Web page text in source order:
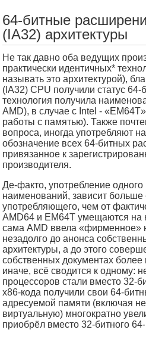
64-битные
(IA32) архитектуры
Не так давно оба ведущих
практически идентичных*
называть это архитектурой),
(IA32) CPU получили статус
технология получила
AMD), в случае с Intel -
работы с памятью). Также
вопроса, иногда употребляют
обозначение всех 64-битных
привязанное к
производителя.
Де-факто, употребление
наименований, зависит больше
употребляющего, чем от
AMD64 и EM64T умещаются на
сама AMD ввела «фирменное»
незадолго до анонса
архитектуры, а до этого
собственных документах
иначе, всё сводится к одному:
процессоров стали вместо
x86-кода получили свои 64-
адресуемой памяти (включая
виртуальную) многократно
приобрёл вместо 32-битного